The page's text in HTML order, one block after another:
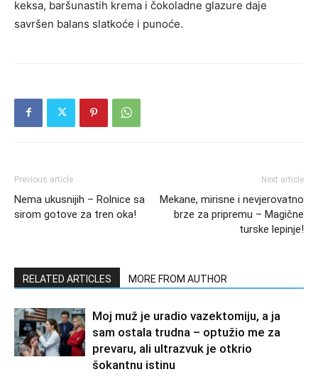
keksa, baršunastih krema i čokoladne glazure daje
savršen balans slatkoće i punoće.
Previous article
Nema ukusnijih – Rolnice sa
sirom gotove za tren oka!
Next article
Mekane, mirisne i nevjerovatno
brze za pripremu – Magične
turske lepinje!
RELATED ARTICLES MORE FROM AUTHOR
Moj muž je uradio vazektomiju, a ja
sam ostala trudna – optužio me za
prevaru, ali ultrazvuk je otkrio
šokantnu istinu